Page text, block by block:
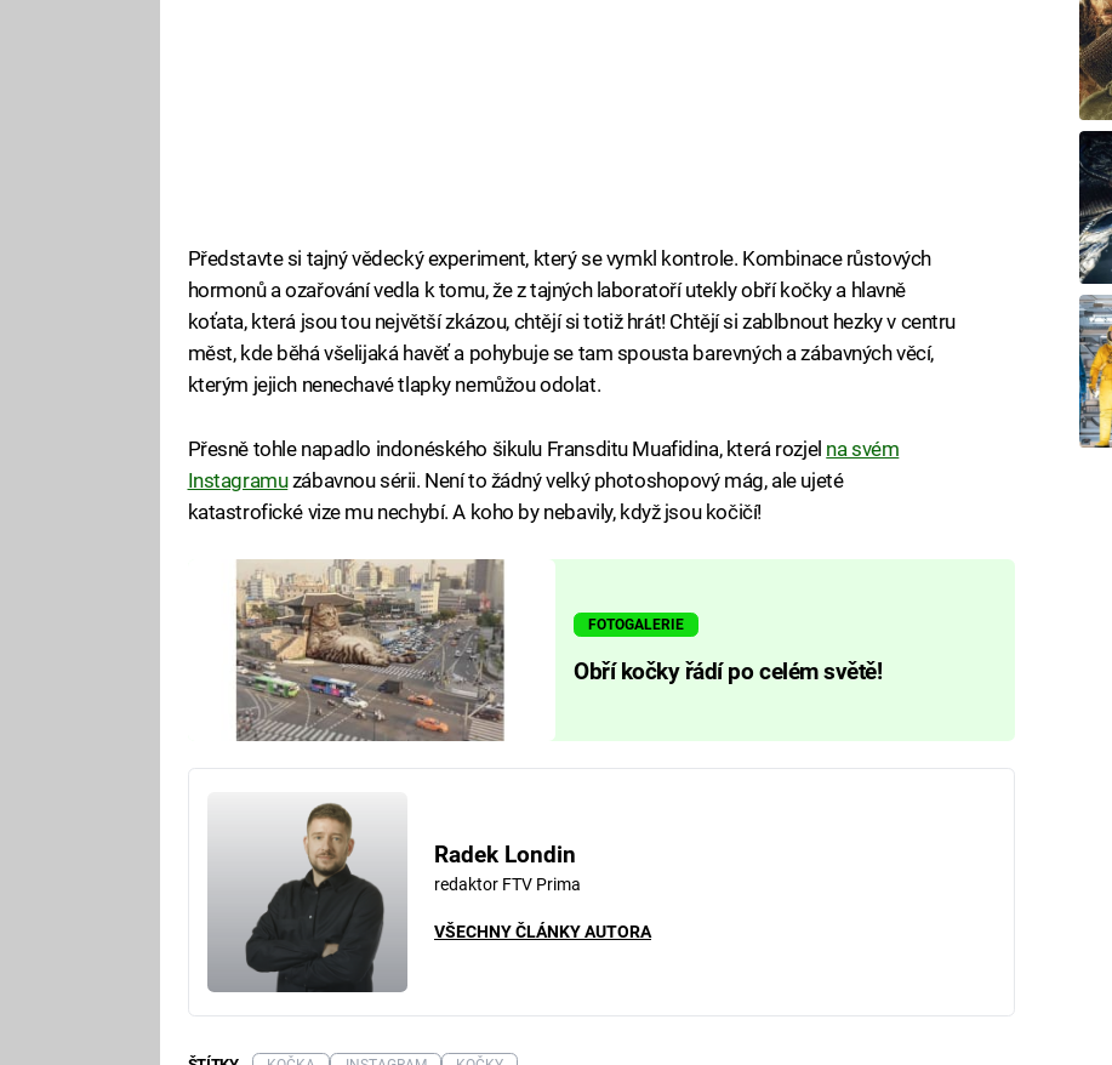
Představte si tajný vědecký experiment, který se vymkl kontrole. Kombinace růstových
hormonů a ozařování vedla k tomu, že z tajných laboratoří utekly obří kočky a hlavně
koťata, která jsou tou největší zkázou, chtějí si totiž hrát! Chtějí si zablbnout hezky v centru
měst, kde běhá všelijaká havěť a pohybuje se tam spousta barevných a zábavných věcí,
kterým jejich nenechavé tlapky nemůžou odolat.
Přesně tohle napadlo indonéského šikulu Fransditu Muafidina, která rozjel na svém
Instagramuzábavnou sérii. Není to žádný velký photoshopový mág, ale ujeté
katastrofické vize mu nechybí. A koho by nebavily, když jsou kočičí!
FOTOGALERIE
Obří kočky řádí po celém světě!
Radek Londin
redaktor FTV Prima
VŠECHNY ČLÁNKY AUTORA